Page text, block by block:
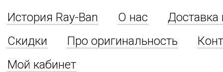
История Ray-Ban О нас
Доставка
Скидки
Про оригинальность
Мой кабинет